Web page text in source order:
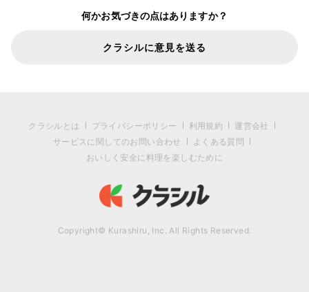
何かお気づきの点はありますか？
クラシルに意見を送る
クラシルとは プライバシーポリシー 利用規約
運営会社
サービスに関してのお問い合わせ
よくある質問
おいしく安全に料理を楽しむために
Copyright© Kurashiru, Inc. All Rights Reserved.